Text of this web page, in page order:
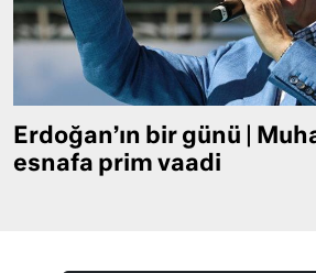
Erdoğan’ın bir günü |
esnafa prim vaadi